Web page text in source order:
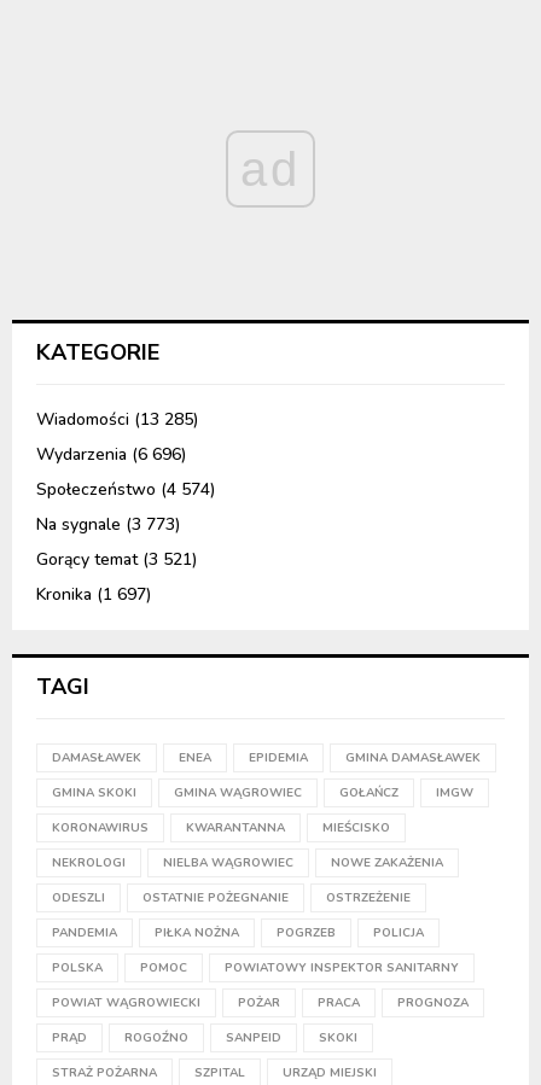
ad
KATEGORIE
Wiadomości (13 285)
Wydarzenia (6 696)
Społeczeństwo (4 574)
Na sygnale (3 773)
Gorący temat(3 521)
Kronika (1 697)
TAGI
DAMASŁAWEK ENEA EPIDEMIA GMINA DAMASŁAWEK
GMINA SKOKI GMINA WĄGROWIEC GOŁAŃCZ IMGW
KORONAWIRUS KWARANTANNA MIEŚCISKO
NEKROLOGI NIELBA WĄGROWIEC NOWE ZAKAŻENIA
ODESZLI OSTATNIE POŻEGNANIE OSTRZEŻENIE
PANDEMIA PIŁKA NOŻNA POGRZEB POLICJA
POLSKA POMOC POWIATOWY INSPEKTOR SANITARNY
POWIAT WĄGROWIECKI POŻAR PRACA PROGNOZA
PRĄD ROGOŹNO SANPEID SKOKI
STRAŻ POŻARNA SZPITAL URZĄD MIEJSKI